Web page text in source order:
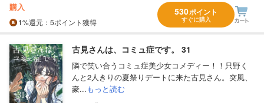
購入
1%還元 ：5ポイント獲得
530ポイント
すぐに購入
古見さんは、コミュ症です。 31
隣で笑い合うコミュ症美少女コメディー！！只野く
んと2人きりの夏祭りデートに来た古見さん。突風、
豪...もっと読む